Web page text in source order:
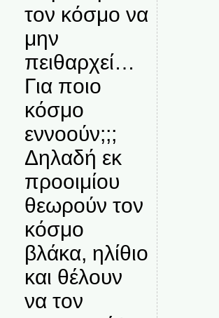
τον κόσμο να
μην
πειθαρχεί…
Για ποιο
κόσμο
εννοούν;;;
Δηλαδή εκ
προοιμίου
θεωρούν τον
κόσμο
βλάκα, ηλίθιο
και θέλουν
να τον